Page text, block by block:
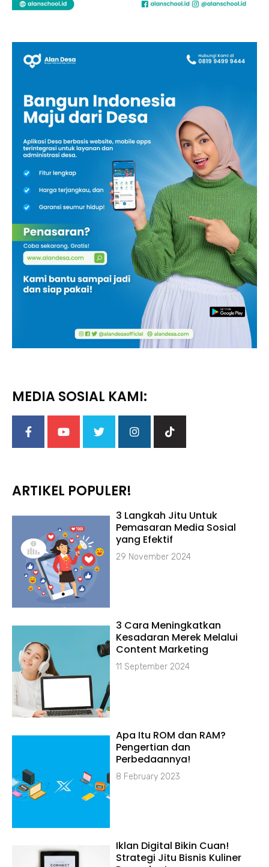
MEDIA SOSIAL KAMI:
ARTIKEL POPULER!
3 Langkah Jitu Untuk
Pemasaran Media Sosial
yang Efektif
29 November 2024
3 Cara Meningkatkan
Kesadaran Merek Melalui
Content Marketing
11 September 2024
Apa Itu ROM dan RAM?
Pengertian dan
Perbedaannya!
8 February 2023
Iklan Digital Bikin Cuan!
Strategi Jitu Bisnis Kuliner